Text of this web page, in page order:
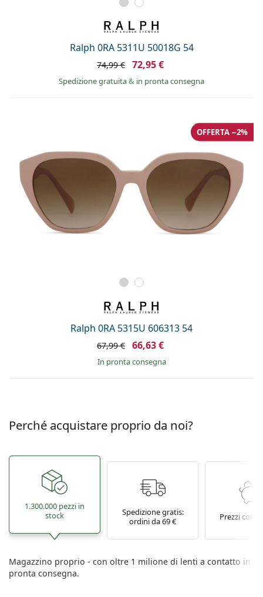
Ralph 0RA 5311U 50018G 54
74,99 € 72,95 €
Spedizione gratuita& in pronta consegna
Ralph 0RA 5315U 606313 54
OFFERTA −2%
67,99 € 66,63 €
in pronta consegna
Perché acquistare proprio da noi?
1.300.000 pezzi in
stock
Spedizione gratis:
ordini da 69 €
Prezzi
Magazzino proprio - con oltre 1 milione di lenti a contatto in
pronta consegna.